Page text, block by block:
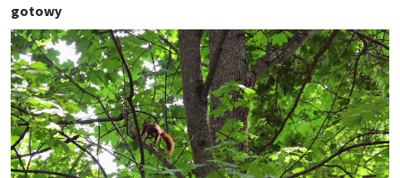
gotowy